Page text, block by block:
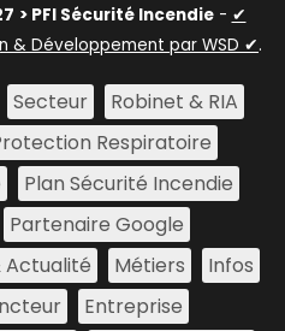
> PFI Sécurité Incendie- ✔
& Développement par WSD ✔.
Secteur
Robinet & RIA
Respiratoire
Plan Sécurité Incendie
Partenaire Google
Actualité Métiers
Infos
Entreprise